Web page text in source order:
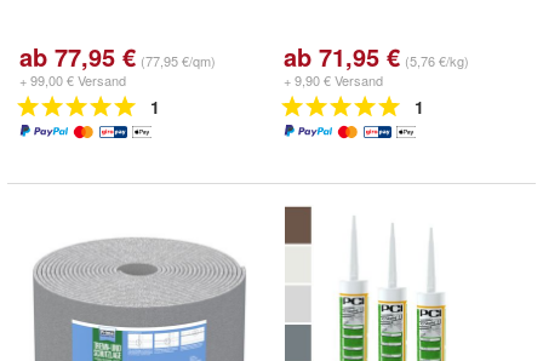
ab 77,95 € (77,95 €/qm)
+ 99,00 € Versand
1
ab 71,95 € (5,76 €/kg)
+ 9,90 € Versand
1